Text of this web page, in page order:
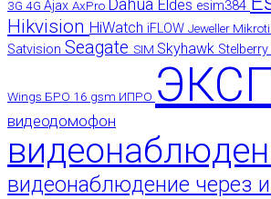
3G 4G Ajax AxPro Dahua Eldes esim384
Hikvision HiWatch iFLOW Jeweller
Satvision Seagate SIM Skyhawk Stelberry
Wings БРО 16 gsm ИПРО
видеодомофон
видеонаблюдение через